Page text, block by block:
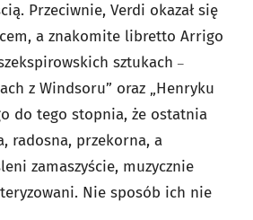
Przeciwnie, Verdi okazał się
a znakomite libretto Arrigo
sztukach –
z Windsoru” oraz „Henryku
do tego stopnia, że ostatnia
radosna, przekorna, a
zamaszyście, muzycznie
Nie sposób ich nie